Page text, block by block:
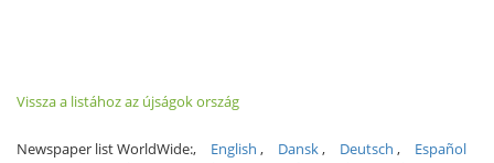
Vissza a listához az újságok ország
Newspaper list WorldWide: English Dansk Deutsch
Español